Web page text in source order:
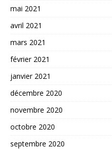
mai 2021
avril 2021
mars 2021
février 2021
janvier 2021
décembre 2020
novembre 2020
octobre 2020
septembre 2020